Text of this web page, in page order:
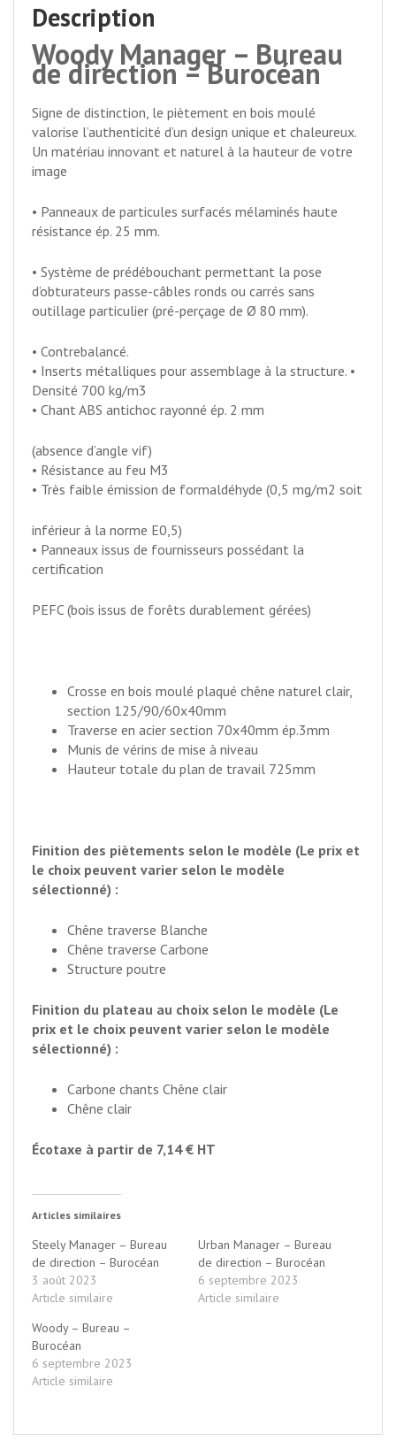
Description
Woody Manager – Bureau
de direction – Burocéan
Signe de distinction, le piètement en bois moulé
valorise l’authenticité d’un design unique et chaleureux.
Un matériau innovant et naturel à la hauteur de votre
image
• Panneaux de particules surfacés mélaminés haute
résistance ép. 25 mm.
• Système de prédébouchant permettant la pose
d’obturateurs passe-câbles ronds ou carrés sans
outillage particulier (pré-perçage de Ø 80 mm).
• Contrebalancé.
• Inserts métalliques pour assemblage à la structure. •
Densité 700 kg/m3
• Chant ABS antichoc rayonné ép. 2 mm
(absence d’angle vif)
• Résistance au feu M3
• Très faible émission de formaldéhyde (0,5 mg/m2 soit
inférieur à la norme E0,5)
• Panneaux issus de fournisseurs possédant la
certification
PEFC (bois issus de forêts durablement gérées)
Crosse en bois moulé plaqué chêne naturel clair,
section 125/90/60x40mm
Traverse en acier section 70x40mm ép.3mm
Munis de vérins de mise à niveau
Hauteur totale du plan de travail 725mm
Finition des piètements selon le modèle (Le prix et
le choix peuvent varier selon le modèle
sélectionné) :
Chêne traverse Blanche
Chêne traverse Carbone
Structure poutre
Finition du plateau au choix selon le modèle (Le
prix et le choix peuvent varier selon le modèle
sélectionné) :
Carbone chants Chêne clair
Chêne clair
Écotaxe à partir de 7,14 € HT
Articles similaires
Steely Manager – Bureau
de direction – Burocéan
3 août 2023
Article similaire
Urban Manager – Bureau
de direction – Burocéan
6 septembre 2023
Article similaire
Woody – Bureau –
Burocéan
6 septembre 2023
Article similaire